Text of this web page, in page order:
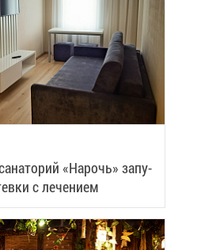
«На­рочь» за­пу­
с ле­че­ни­ем